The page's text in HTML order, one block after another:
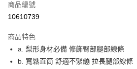
超商取貨付款
ATM付款
貨到付款
商品編號
10610739
商品特色
a. 梨形身材必備 修飾臀部腿部線條
b. 寬鬆直筒 舒適不緊繃 拉長腿部線條